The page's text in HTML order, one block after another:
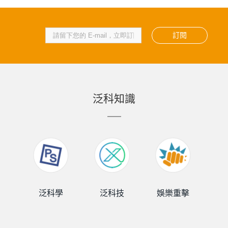
訂閱
泛科知識
泛科學 泛科技 娛樂重擊